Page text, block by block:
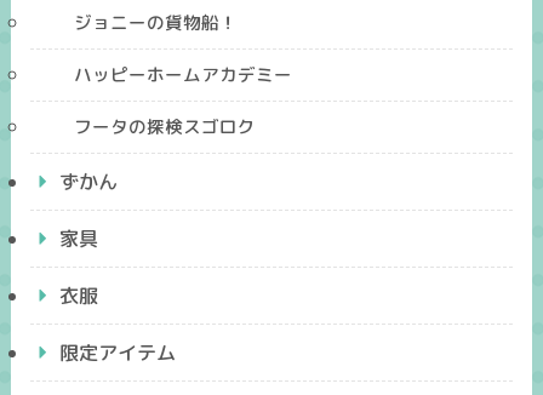
ジョニーの貨物船！
ハッピーホームアカデミー
フータの探検スゴロク
ずかん
家具
衣服
限定アイテム